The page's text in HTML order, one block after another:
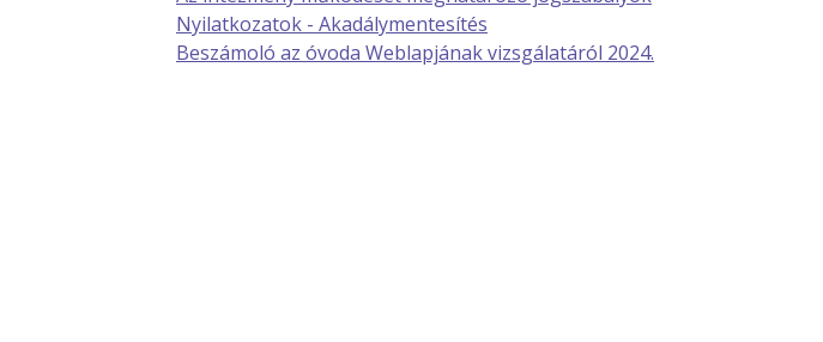
Nyilatkozatok - Akadálymentesítés
Beszámoló az óvoda Weblapjának vizsgálatáról 2024.